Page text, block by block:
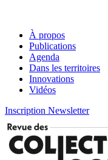
À propos
Publications
Agenda
Dans les territoires
Innovations
Vidéos
Inscription Newsletter